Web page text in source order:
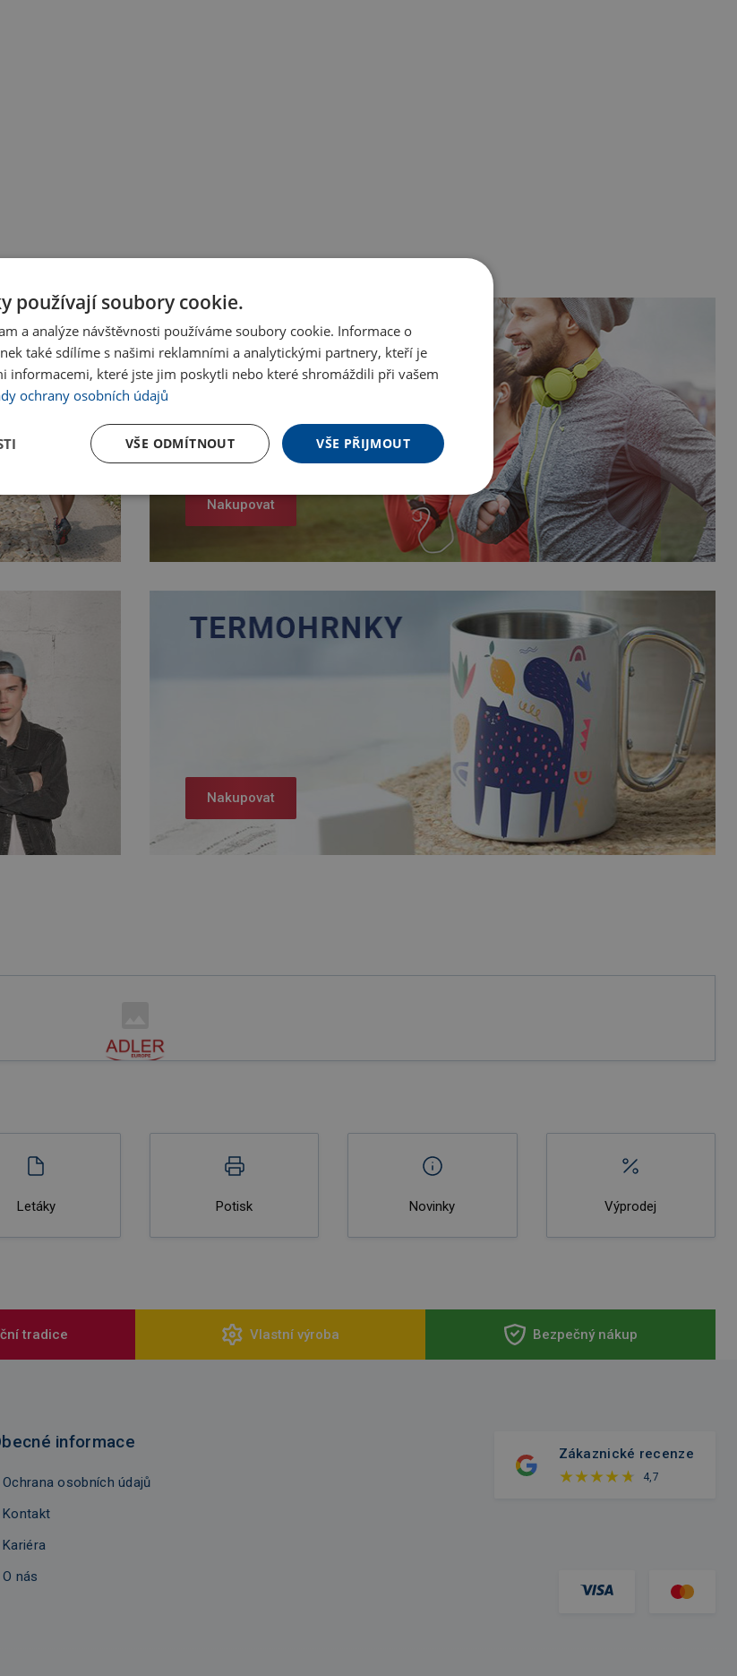
Nakupovat
Nakupovat
Letáky Potisk Novinky Výprodej
tradice Vlastní výroba Bezpečný nákup
informace
Ochrana osobních údajů
Kontakt
Kariéra
O nás
Zákaznické recenze
4,7
používají soubory cookie.
a analýze návštěvnosti používáme soubory cookie. Informace o
také sdílíme s našimi reklamními a analytickými partnery, kteří je
informacemi, které jste jim poskytli nebo které shromáždili při vašem
ochrany osobních údajů
VŠE PŘIJMOUT
VŠE ODMÍTNOUT